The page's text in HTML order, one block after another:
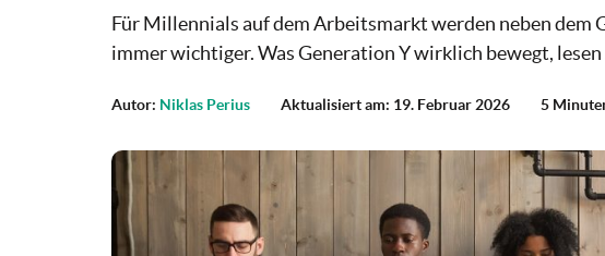
Für Millennials auf dem Arbeitsmarkt werden neben dem
immer wichtiger. Was Generation Y wirklich bewegt, lesen
Autor: Niklas Perius Aktualisiert am: 19. Februar 2026 5